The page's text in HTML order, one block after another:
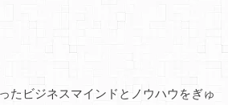
たビジネスマインドとノウハウをぎゅ